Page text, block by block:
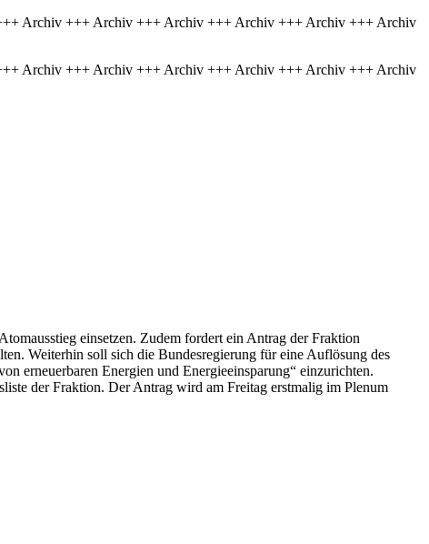
Archiv +++ Archiv +++ Archiv +++ Archiv +++ Archiv +++ Archiv
Archiv +++ Archiv +++ Archiv +++ Archiv +++ Archiv +++ Archiv
einsetzen. Zudem fordert ein Antrag der Fraktion
Weiterhin soll sich die Bundesregierung für eine Auflösung des
erneuerbaren Energien und Energieeinsparung“ einzurichten.
der Fraktion. Der Antrag wird am Freitag erstmalig im Plenum